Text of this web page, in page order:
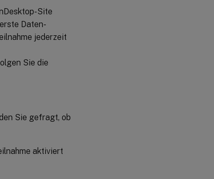
Site
Daten-
jederzeit
Sie die
Sie gefragt, ob
aktiviert